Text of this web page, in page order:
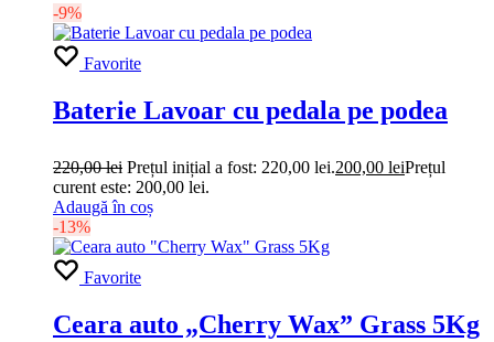
-9%
Favorite
Baterie Lavoar cu pedala pe podea
220,00lei Prețul inițial a fost: 220,00 lei.200,00 leiPrețul
curent este: 200,00 lei.
Adaugă în coș
-13%
Favorite
Ceara auto „Cherry Wax” Grass 5Kg